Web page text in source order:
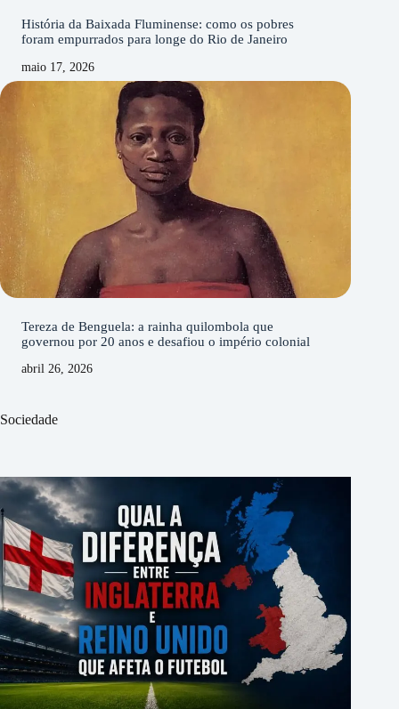
História da Baixada Fluminense: como os pobres
foram empurrados para longe do Rio de Janeiro
maio 17, 2026
Tereza de Benguela: a rainha quilombola que
governou por 20 anos e desafiou o império colonial
abril 26, 2026
Sociedade